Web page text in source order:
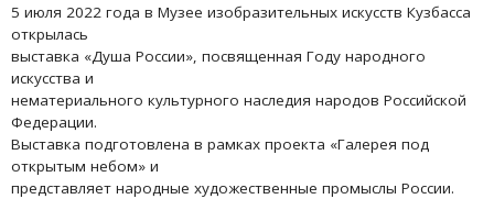
5 июля 2022 года в Музее изобразительных искусств Кузбасса
открылась
выставка «Душа России», посвященная Году народного
искусства и
нематериального культурного наследия народов Российской
Федерации.
Выставка подготовлена в рамках проекта «Галерея под
открытым небом» и
представляет народные художественные промыслы России.